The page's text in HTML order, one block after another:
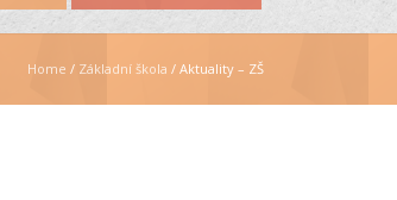
Home / Základní škola / Aktuality – ZŠ